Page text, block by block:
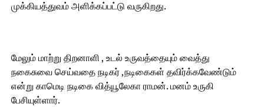
முக்கியத்துவம் அளிக்கப்பட்டு வருகிறது.
மேலும் மாற்று திறனாளி , உடல் உருவத்தையும் வைத்து
நகைசுவை செய்வதை நடிகர் ,நடிகைகள் தவிர்க்கவேண்டும்
என்று காமெடி நடிகை வித்யூலேகா ராமன். மனம் உருகி
பேசியுள்ளார்.